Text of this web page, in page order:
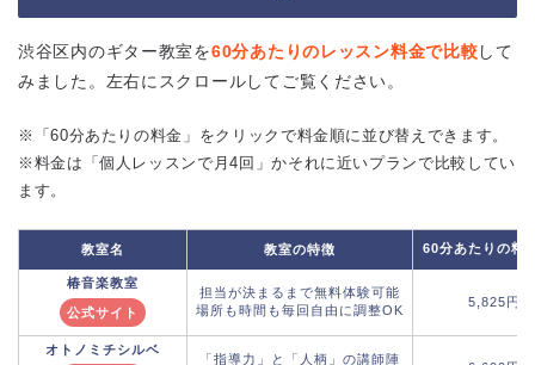
渋谷区内のギター教室を60分あたりのレッスン料金で比較して
みました。左右にスクロールしてご覧ください。
※「60分あたりの料金」をクリックで料金順に並び替えできます。
※料金は「個人レッスンで月4回」かそれに近いプランで比較してい
ます。
教室名 教室の特徴 60分あたりの料
椿音楽教室
公式サイト
担当が決まるまで無料体験可能
場所も時間も毎回自由に調整OK
5,825円
オトノミチシルベ
「指導力」と「人柄」の講師陣